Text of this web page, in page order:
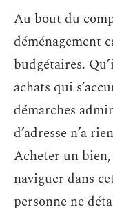
Au bout du
déménagement
budgétaires.
achats qui
démarches
d’adresse n’a
Acheter un bien,
naviguer dans
personne ne